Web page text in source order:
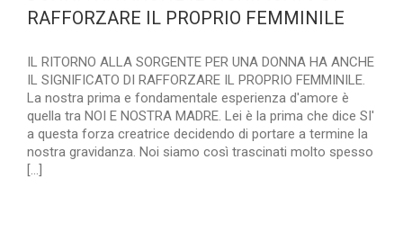
RAFFORZARE IL PROPRIO FEMMINILE
IL RITORNO ALLA SORGENTE PER UNA DONNA HA ANCHE
IL SIGNIFICATO DI RAFFORZARE IL PROPRIO FEMMINILE.
La nostra prima e fondamentale esperienza d'amore è
quella tra NOI E NOSTRA MADRE. Lei è la prima che dice SI'
a questa forza creatrice decidendo di portare a termine la
nostra gravidanza. Noi siamo così trascinati molto spesso
[...]